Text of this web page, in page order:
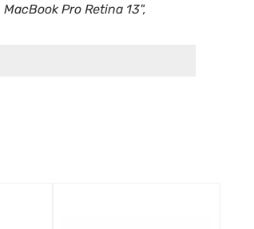
Pro Retina 13",